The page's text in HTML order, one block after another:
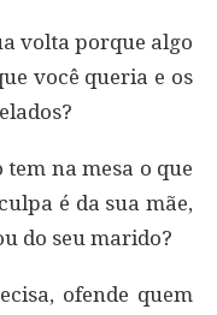
volta porque algo
você queria e os
tem na mesa o que
é da sua mãe,
do seu marido?
ofende quem